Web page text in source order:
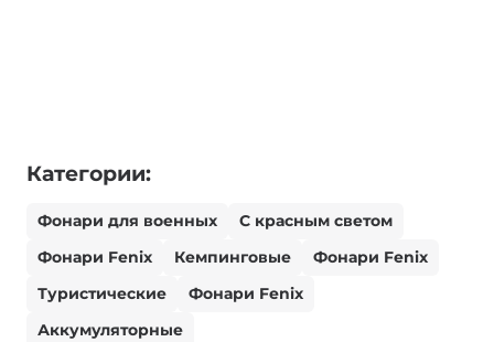
Категории:
Фонари для военных
С красным светом
Фонари Fenix
Кемпинговые
Фонари Fenix
Туристические
Фонари Fenix
Аккумуляторные